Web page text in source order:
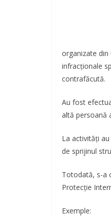
organizate din
infracţionale
contrafăcută.
Au fost
altă persoană
La activităţi
de sprijinul
Totodată, s-a
Protecţie
Exemple: